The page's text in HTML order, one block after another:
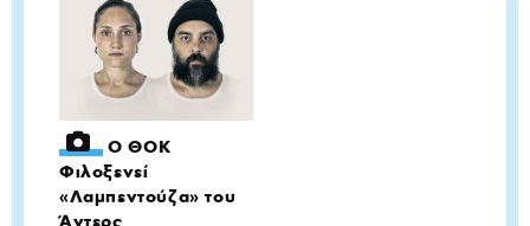
O ΘΟΚ
Φιλοξενεί
«Λαμπεντούζα» του
Άντερς